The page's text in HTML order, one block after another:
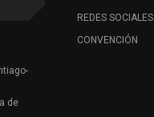
de
REDES SOCIALES
CONVENCIÓN